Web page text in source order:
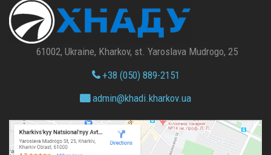
61002, Ukraine, Kharkov, st. Yaroslava Mudrogo, 25
+38 (050) 889-2151
admin@khadi.kharkov.ua